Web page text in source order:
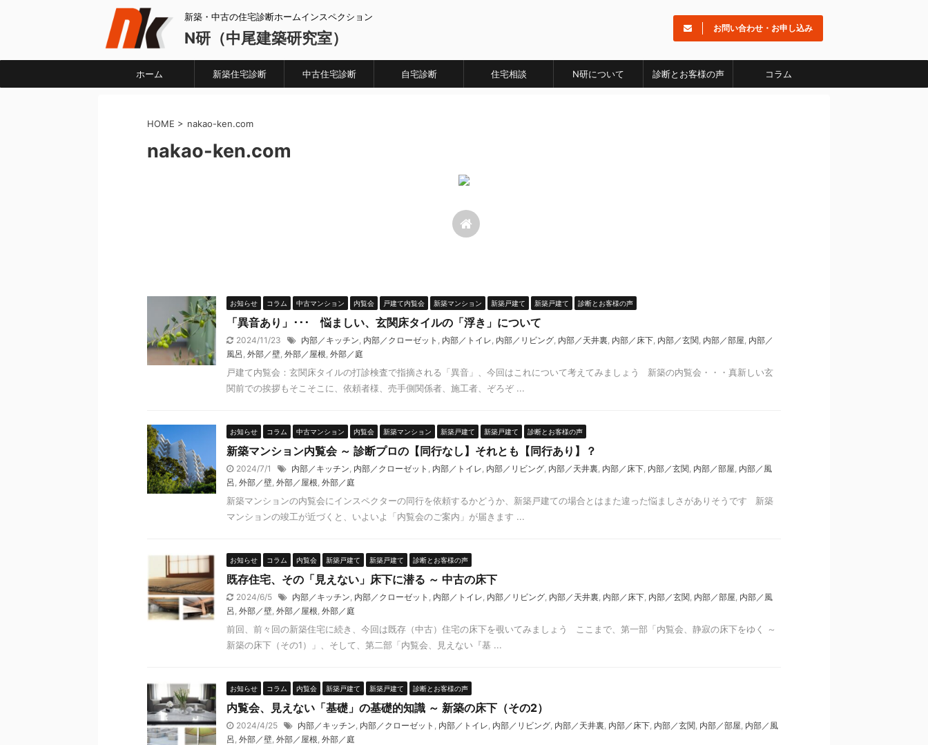
新築・中古の住宅診断ホームインスペクション
N研（中尾建築研究室）
お問い合わせ・お申し込み
ホーム 新築住宅診断 中古住宅診断 自宅診断 住宅相談 N研について 診断とお客様の声 コラム
HOME > nakao-ken.com
nakao-ken.com
お知らせ コラム 中古マンション 内覧会 戸建て内覧会 新築マンション 新築戸建て 新築戸建て 診断とお客様の声
「異音あり」･･･ 悩ましい、玄関床タイルの「浮き」について
2024/11/23 内部／キッチン, 内部／クローゼット , 内部／トイレ, 内部／リビング, 内部／天井裏, 内部／床下, 内部／玄関, 内部／部屋, 内部／
風呂, 外部／壁, 外部／屋根, 外部／庭
戸建て内覧会：玄関床タイルの打診検査で指摘される「異音」、今回はこれについて考えてみましょう 新築の内覧会・・・真新しい玄
関前での挨拶もそこそこに、依頼者様、売手側関係者、施工者、ぞろぞ ...
お知らせ コラム 中古マンション 内覧会 新築マンション 新築戸建て 新築戸建て 診断とお客様の声
新築マンション内覧会 ～ 診断プロの【同行なし】それとも【同行あり】？
2024/7/1 内部／キッチン, 内部／クローゼット , 内部／トイレ, 内部／リビング, 内部／天井裏, 内部／床下, 内部／玄関, 内部／部屋, 内部／風
呂, 外部／壁, 外部／屋根, 外部／庭
新築マンションの内覧会にインスペクターの同行を依頼するかどうか、新築戸建ての場合とはまた違った悩ましさがありそうです 新築
マンションの竣工が近づくと、いよいよ「内覧会のご案内」が届きます ...
お知らせ コラム 内覧会 新築戸建て 新築戸建て 診断とお客様の声
既存住宅、その「見えない」床下に潜る ～ 中古の床下
2024/6/5 内部／キッチン, 内部／クローゼット , 内部／トイレ, 内部／リビング, 内部／天井裏, 内部／床下, 内部／玄関, 内部／部屋, 内部／風
呂, 外部／壁, 外部／屋根, 外部／庭
前回、前々回の新築住宅に続き、今回は既存（中古）住宅の床下を覗いてみましょう ここまで、第一部「内覧会、静寂の床下をゆく ～
新築の床下（その1）」、そして、第二部「内覧会、見えない『基 ...
お知らせ コラム 内覧会 新築戸建て 新築戸建て 診断とお客様の声
内覧会、見えない「基礎」の基礎的知識 ～ 新築の床下（その2）
2024/4/25 内部／キッチン, 内部／クローゼット , 内部／トイレ, 内部／リビング, 内部／天井裏, 内部／床下, 内部／玄関, 内部／部屋, 内部／風
呂, 外部／壁, 外部／屋根, 外部／庭